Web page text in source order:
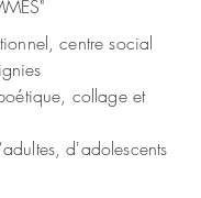
centre social
collage et
d'adolescents